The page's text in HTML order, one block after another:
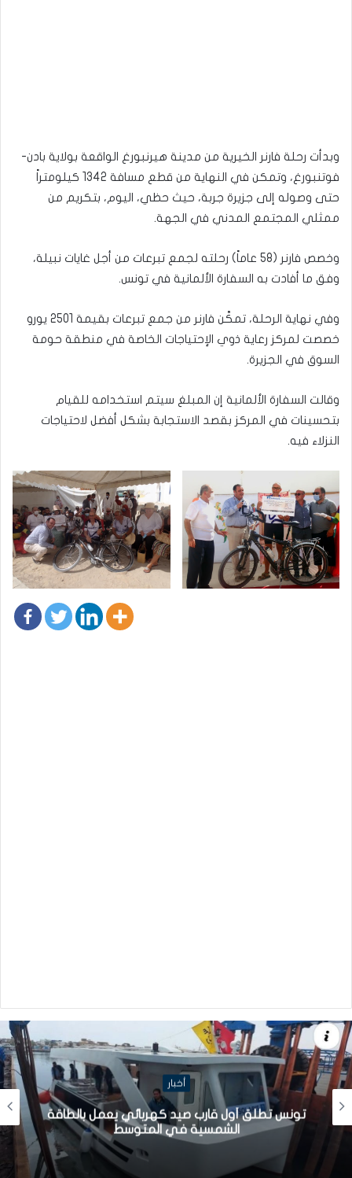
وبدأت رحلة فارنر الخيرية من مدينة هيرنبورغ الواقعة بولاية بادن-
فوتنبورغ، وتمكن في النهاية من قطع مسافة 1342 كيلومتراً
حتى وصوله إلى جزيرة جربة، حيث حظي، اليوم، بتكريم من
ممثلي المجتمع المدني في الجهة.
وخصص فارنر (58 عاماً) رحلته لجمع تبرعات من أجل غايات نبيلة،
وفق ما أفادت به السفارة الألمانية في تونس.
وفي نهاية الرحلة، تمكَّن فارنر من جمع تبرعات بقيمة 2501 يورو
خصصت لمركز رعاية ذوي الإحتياجات الخاصة في منطقة حومة
السوق في الجزيرة.
وقالت السفارة الألمانية إن المبلغ سيتم استخدامه للقيام
بتحسينات في المركز بقصد الاستجابة بشكل أفضل لاحتياجات
النزلاء فيه.
أخبار
تونس تطلق أول قارب صيد كهربائي يعمل بالطاقة
الشمسية في المتوسط